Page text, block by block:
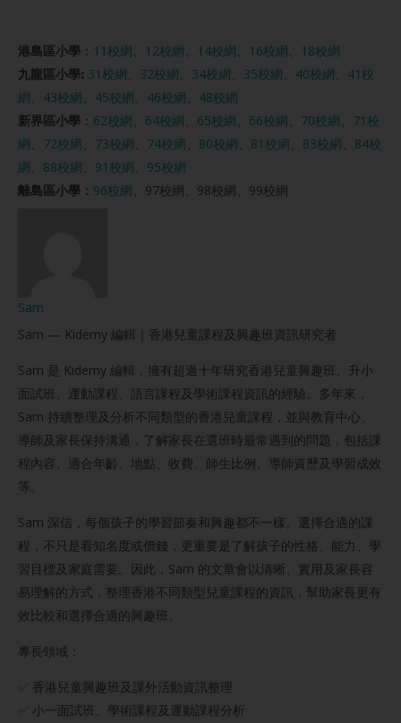
港島區小學 ： 11校網 12校網 14校網 16校網
18校網
九龍區小學: 31校網 32校網 34校網 35校網 40校網
41校
網
43校網 45校網 46校網
48校網
新界區小學 ： 62校網 64校網 65校網 66校網 70校網
71校
網
72校網 73校網 74校網 80校網 81校網 83校網
84校
網
88校網 91校網
95校網
離島區小學： 96校網 、97校網、98校網、99校網
Sam
Sam — Kidemy 編輯｜香港兒童課程及興趣班資訊研究者
Sam 是 Kidemy 編輯，擁有超過十年研究香港兒童興趣班、升小
面試班、運動課程、語言課程及學術課程資訊的經驗。多年來，
Sam 持續整理及分析不同類型的香港兒童課程，並與教育中心、
導師及家長保持溝通，了解家長在選班時最常遇到的問題，包括課
程內容、適合年齡、地點、收費、師生比例、導師資歷及學習成效
等。
Sam 深信，每個孩子的學習節奏和興趣都不一樣。選擇合適的課
程，不只是看知名度或價錢，更重要是了解孩子的性格、能力、學
習目標及家庭需要。因此，Sam 的文章會以清晰、實用及家長容
易理解的方式，整理香港不同類型兒童課程的資訊，幫助家長更有
效比較和選擇合適的興趣班。
專長領域：
✅ 香港兒童興趣班及課外活動資訊整理
✅ 小一面試班、學術課程及運動課程分析